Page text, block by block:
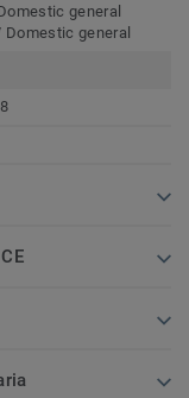
general
Domestic general